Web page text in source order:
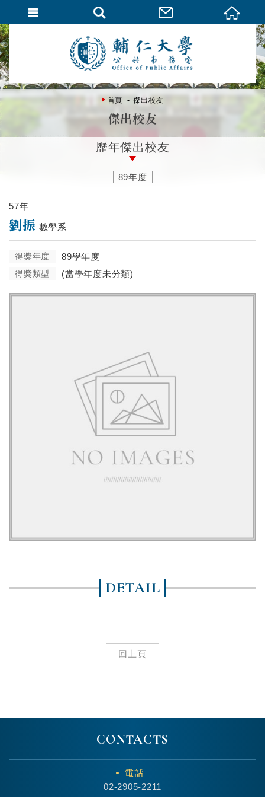
首頁 傑出校友
傑出校友
歷年傑出校友
89年度
57年
劉振 數學系
得獎年度 89學年度
得獎類型 (當學年度未分類)
DETAIL
回上頁
CONTACTS
電話
02-2905-2211